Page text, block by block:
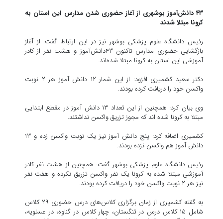
۴۳ دانش‌آموز بوشهری از آغاز حضوری شدن مدارس این استان به
کرونا مبتلا شدند
رئیس دانشگاه علوم پزشکی بوشهر نیز در این ارتباط گفت: از آغاز
بازگشایی حضوری مدارس تاکنون ۴۳دانش‌آموز و هشت نفر از کادر
آموزشی این استان به کرونا مبتلا شده‌اند.
دکتر سعید کشمیری افزود: از این شمار ۱۲ دانش آموز هر ۲ نوبت
واکسن خود را دریافت کرده بودند.
وی بیان کرد: همچنین از این تعداد ۱۳ دانش آموز در مقطع ابتدایی
مبتلا به کرونا شده اند که مجوز تزریق واکسن نداشتند.
کشمیری اضافه کرد: پنج دانش آموز نیز یک نوبت واکسن زده و ۱۳
دانش آموز هم واکسن نزده بودند.
رئیس دانشگاه علوم پزشکی بوشهر گفت: همچنین از هشت نفر کادر
آموزشی مبتلا شده به کرونا یک نفر واکسن تزریق نکرده و هفت نفر
نیز هر ۲ نوبت واکسن خود را دریافت کرده بودند.
به گفته کشمیری از زمان برگزاری کلاس‌های درس حضوری ۲۹ کلاس
شامل ۱۵ کلاس درس در تنگستان، چهار کلاس در گناوه، در عسلویه،